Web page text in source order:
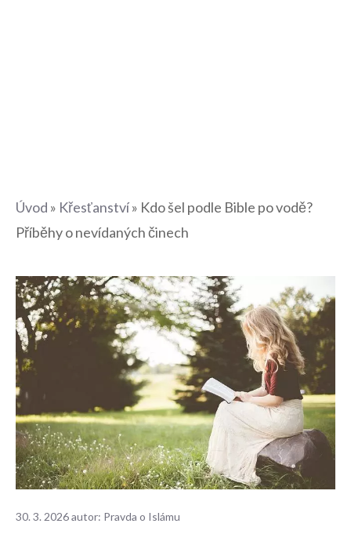
Úvod » Křesťanství» Kdo šel podle Bible po vodě?
Příběhy o nevídaných činech
30. 3. 2026autor: Pravda o Islámu